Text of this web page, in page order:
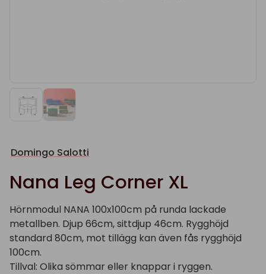
Domingo Salotti
Nana Leg Corner XL
Hörnmodul NANA 100x100cm på runda lackade
metallben. Djup 66cm, sittdjup 46cm. Rygghöjd
standard 80cm, mot tillägg kan även fås rygghöjd
100cm.
Tillval: Olika sömmar eller knappar i ryggen.